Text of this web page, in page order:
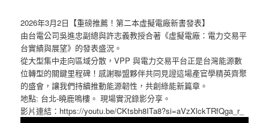
2026年3月2日【重磅推薦！第二本虛擬電廠新書發表】
由台電公司吳進忠副總與許志義教授合著《虛擬電廠：電力交易平
台實績與展望》的發表盛況。
從大型集中走向區域分散，VPP 與電力交易平台正是台灣能源數
位轉型的關鍵里程碑！感謝聯盟夥伴共同見證這場產官學精英齊聚
的盛會，讓我們持續推動能源韌性，共創綠能新篇章。
地點: 台北-曉鹿鳴樓。 現場實況錄影分享。
影片連結：https://youtu.be/CKtsbh8ITa8?si=aVzXlckTRfQga_r_